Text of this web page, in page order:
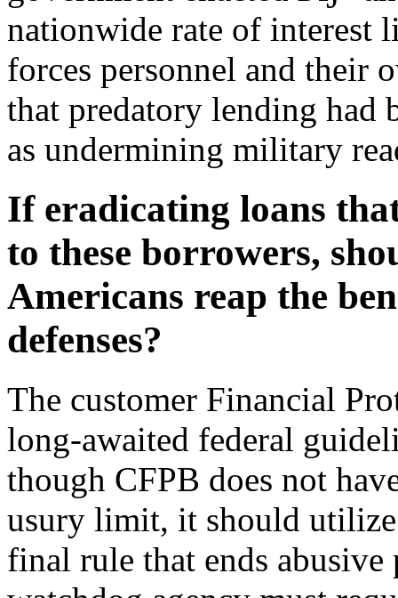
nationwide rate of interest
forces personnel and their
that predatory lending had
as undermining military
If eradicating loans
to these borrowers,
Americans reap the
defenses?
The customer Financial
long-awaited federal
though CFPB does not
usury limit, it should
final rule that ends